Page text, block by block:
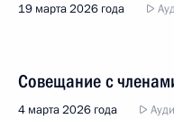
19 марта 2026 года
Совещание с
4 марта 2026 года